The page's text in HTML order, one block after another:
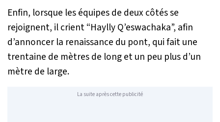
Enfin, lorsque les équipes de deux côtés se
rejoignent, il crient “Haylly Q’eswachaka”, afin
d’annoncer la renaissance du pont, qui fait une
trentaine de mètres de long et un peu plus d’un
mètre de large.
La suite après cette publicité